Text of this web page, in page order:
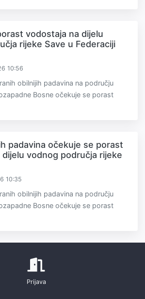
vodostaja na dijelu
rijeke Save u Federaciji
10:56
obilnijih padavina na području
Bosne očekuje se porast
padavina očekuje se porast
vodnog područja rijeke
10:35
obilnijih padavina na području
Bosne očekuje se porast
Prijava